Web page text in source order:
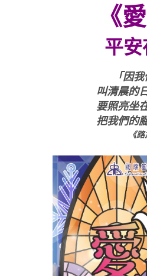
《
平
「因
叫清晨的
要照亮坐
把我們的
《